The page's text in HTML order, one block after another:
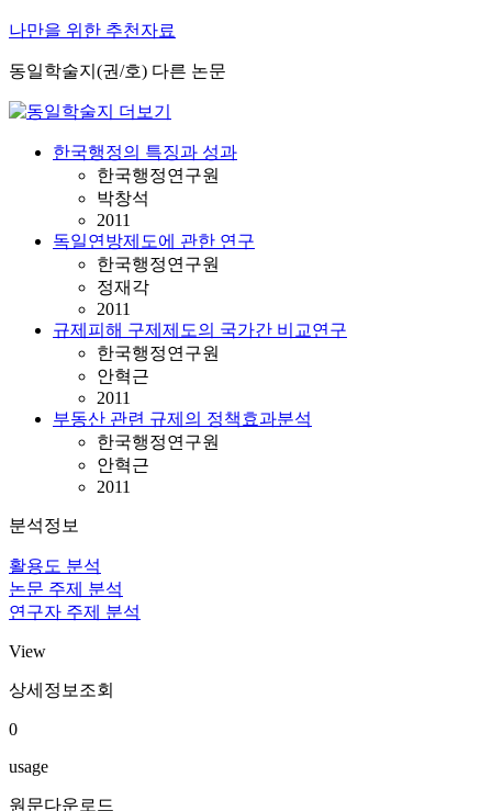
나만을 위한 추천자료
동일학술지(권/호) 다른 논문
한국행정의 특징과 성과
한국행정연구원
박창석
2011
독일연방제도에 관한 연구
한국행정연구원
정재각
2011
규제피해 구제제도의 국가간 비교연구
한국행정연구원
안혁근
2011
부동산 관련 규제의 정책효과분석
한국행정연구원
안혁근
2011
분석정보
활용도 분석
논문 주제 분석
연구자 주제 분석
View
상세정보조회
0
usage
원문다운로드